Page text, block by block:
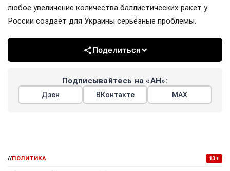
любое увеличение количества баллистических ракет у
России создаёт для Украины серьёзные проблемы.
Поделиться
Подписывайтесь на «АН»:
Дзен ВКонтакте МАХ
//ПОЛИТИКА 13+